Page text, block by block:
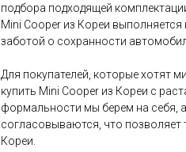
подбора подходящей
Mini Cooper из Кореи
заботой о сохранности
Для покупателей, которые хотят
купить Mini Cooper из Кореи с
формальности мы берем на себя,
согласовываются, что позволяет
Кореи.